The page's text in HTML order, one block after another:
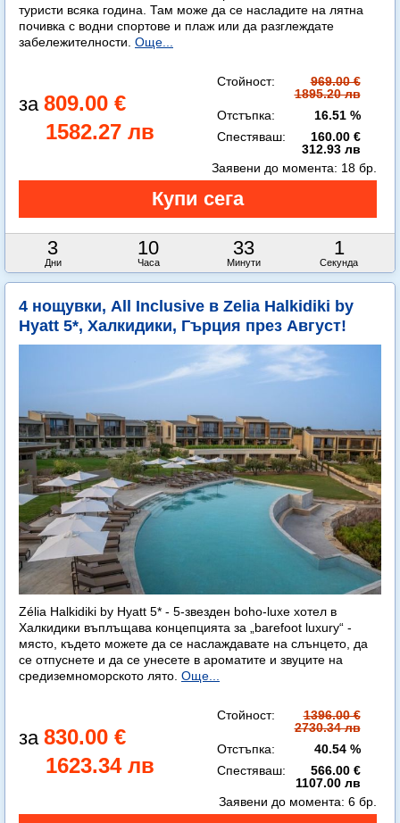
туристи всяка година. Там може да се насладите на лятна
почивка с водни спортове и плаж или да разглеждате
забележителности. Още...
809.00 €
1582.27 лв
Стойност:
969.00 €
1895.20 лв
Отстъпка:
16.51 %
Спестяваш:
160.00 €
312.93 лв
3
Дни
10
Часа
33
Минути
0
Секунди
Заявени до момента: 18 бр.
4 нощувки, All Inclusive в Zelia Halkidiki by
Hyatt 5*, Халкидики, Гърция през Август!
Zélia Halkidiki by Hyatt 5* - 5-звезден boho-luxe хотел в
Халкидики въплъщава концепцията за „barefoot luxury“ -
място, където можете да се наслаждавате на слънцето, да
се отпуснете и да се унесете в ароматите и звуците на
средиземноморското лято. Още...
830.00 €
1623.34 лв
Стойност:
1396.00 €
2730.34 лв
Отстъпка:
40.54 %
Спестяваш:
566.00 €
1107.00 лв
Заявени до момента: 6 бр.